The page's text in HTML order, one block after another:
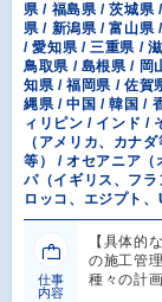
県 / 福島県 / 茨城県
県 / 新潟県 / 富山県
/ 愛知県 / 三重県 /
鳥取県 / 島根県 / 岡
知県 / 福岡県 / 佐賀
縄県 / 中国 / 韓国 /
ィリピン / インド /
（アメリカ、カナ
等） / オセアニア（
パ（イギリス、フ
ロッコ、エジプト
仕事
内容
【具体的
の施工管
種々の計